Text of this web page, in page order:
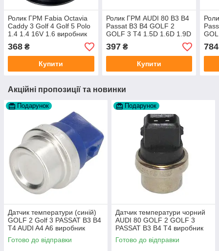
Ролик ГРМ Fabia Octavia
Caddy 3 Golf 4 Golf 5 Polo
1.4 1.4 16V 1.6 виробник
Profit Чехія
368 ₴
Купити
Ролик ГРМ AUDI 80 B3 B4
Passat B3 B4 GOLF 2
GOLF 3 T4 1.5D 1.6D 1.9D
виробник Autlog
Німеччина
397₴
Купити
784
Акційні пропозиції та новинки
Подарунок
Датчик температури (синій)
GOLF 2 Golf 3 PASSAT B3 B4
T4 AUDI A4 A6 виробник
Topran Німеччина
Готово до відправки
Подарунок
Датчик температури чорний
AUDI 80 GOLF 2 GOLF 3
PASSAT B3 B4 T4 виробник
TOPRAN Німеччина
Готово до відправки